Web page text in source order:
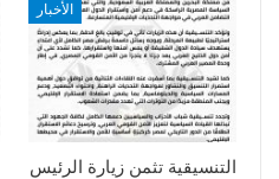
الأخبار
التنسيقية تثمن زيارة الرئيس